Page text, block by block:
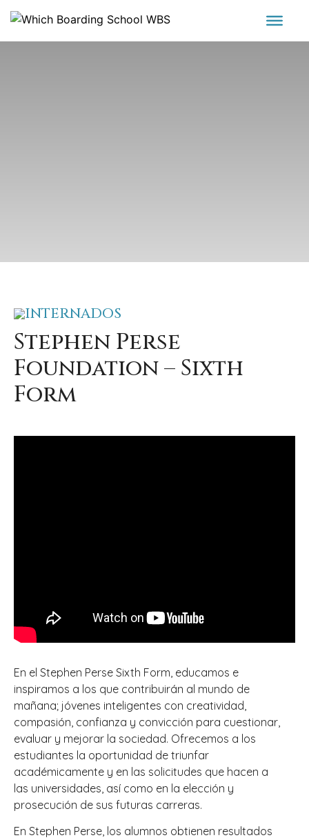
INTERNADOS
Stephen Perse
Foundation – Sixth
Form
En el Stephen Perse Sixth Form, educamos e
inspiramos a los que contribuirán al mundo de
mañana; jóvenes inteligentes con creatividad,
compasión, confianza y convicción para cuestionar,
evaluar y mejorar la sociedad. Ofrecemos a los
estudiantes la oportunidad de triunfar
académicamente y en las solicitudes que hacen a
las universidades, así como en la elección y
prosecución de sus futuras carreras.
En Stephen Perse, los alumnos obtienen resultados